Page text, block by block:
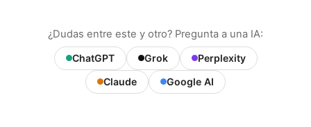
¿Dudas entre este y otro? Pregunta a una IA:
ChatGPT Grok
Perplexity
Claude
Google AI